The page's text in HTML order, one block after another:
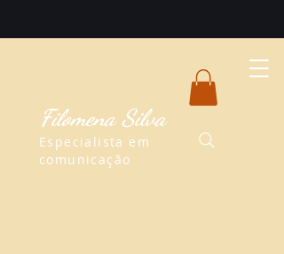
Filomena Silva
Especialista em
comunicação